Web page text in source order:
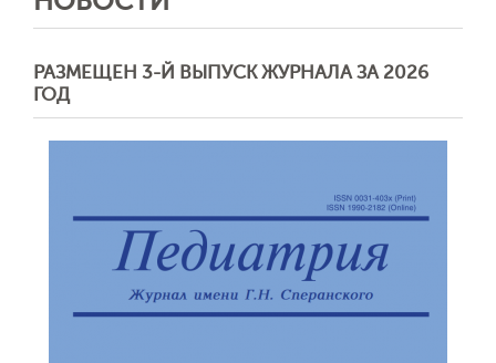
РАЗМЕЩЕН 3-Й ВЫПУСК ЖУРНАЛА ЗА 2026
ГОД